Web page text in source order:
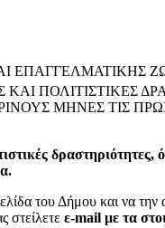
ΕΠΑΓΓΕΛΜΑΤΙΚΗΣ
ΠΟΛΙΤΙΣΤΙΚΕΣ
ΜΗΝΕΣ ΤΙΣ
του Δήμου και να
στείλετε ε-mail με τα